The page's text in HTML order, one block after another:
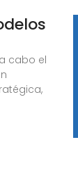
cabo el